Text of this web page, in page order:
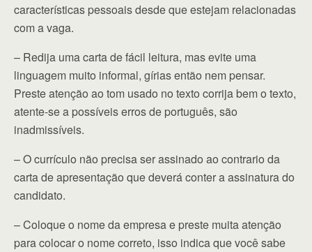
características pessoais desde que estejam relacionadas
com a vaga.
– Redija uma carta de fácil leitura, mas evite uma
linguagem muito informal, gírias então nem pensar.
Preste atenção ao tom usado no texto corrija bem o texto,
atente-se a possíveis erros de português, são
inadmissíveis.
– O currículo não precisa ser assinado ao contrario da
carta de apresentação que deverá conter a assinatura do
candidato.
– Coloque o nome da empresa e preste muita atenção
para colocar o nome correto, isso indica que você sabe